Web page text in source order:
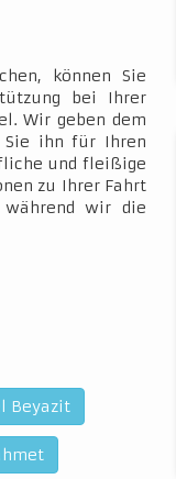
können Sie
bei Ihrer
Wir geben dem
Sie ihn für Ihren
und fleißige
zu Ihrer Fahrt
wir die
Beyazit